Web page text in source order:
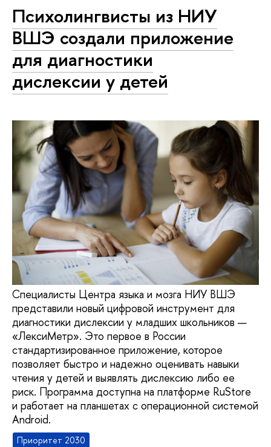
Психолингвисты из НИУ
ВШЭ создали приложение
для диагностики
дислексии у детей
Специалисты Центра языка и мозга НИУ ВШЭ
представили новый цифровой инструмент для
диагностики дислексии у младших школьников —
«ЛексиМетр». Это первое в России
стандартизированное приложение, которое
позволяет быстро и надежно оценивать навыки
чтения у детей и выявлять дислексию либо ее
риск. Программа доступна на платформе RuStore
и работает на планшетах с операционной системой
Android.
Приоритет 2030